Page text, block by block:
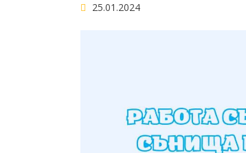
25.01.2024